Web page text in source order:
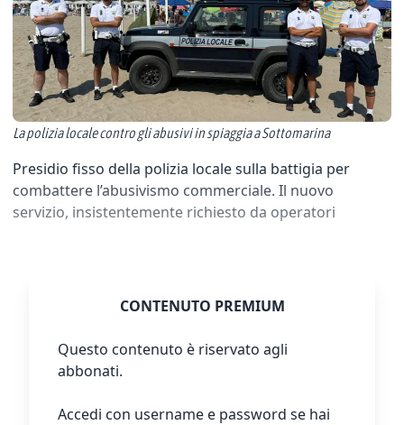
La polizia locale contro gli abusivi in spiaggia a Sottomarina
Presidio fisso della polizia locale sulla battigia per
combattere l’abusivismo commerciale. Il nuovo
servizio, insistentemente richiesto da operatori
CONTENUTO PREMIUM
Questo contenuto è riservato agli
abbonati.
Accedi con username e password se hai